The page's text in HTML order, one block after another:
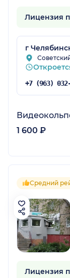
Лицензия
г
1 600 ₽
Средний
Лицензия